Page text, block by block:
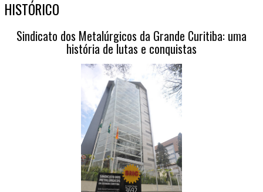
HISTÓRICO
Sindicato dos Metalúrgicos da Grande Curitiba: uma
história de lutas e conquistas